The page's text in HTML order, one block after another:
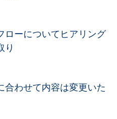
ローについてヒアリング
の読み取り
わせて内容は変更いた